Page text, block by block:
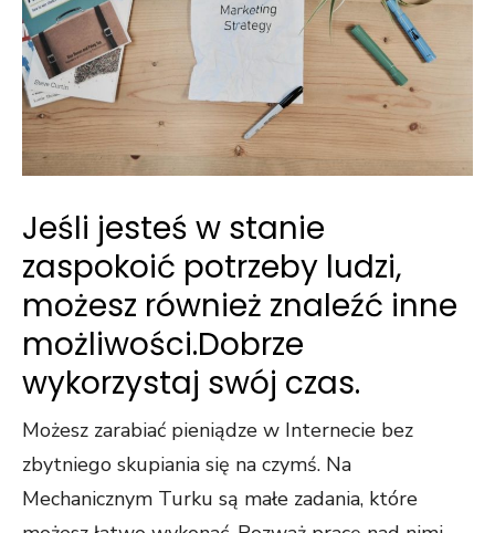
Jeśli jesteś w stanie
zaspokoić potrzeby ludzi,
możesz również znaleźć inne
możliwości.Dobrze
wykorzystaj swój czas.
Możesz zarabiać pieniądze w Internecie bez
zbytniego skupiania się na czymś. Na
Mechanicznym Turku są małe zadania, które